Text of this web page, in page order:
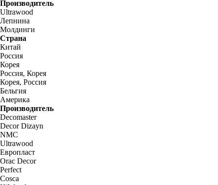
Производитель
Ultrawood
Лепнина
Молдинги
Страна
Китай
Россия
Корея
Россия, Корея
Корея, Россия
Бельгия
Америка
Производитель
Decomaster
Decor Dizayn
NMC
Ultrawood
Европласт
Orac Decor
Perfect
Cosca